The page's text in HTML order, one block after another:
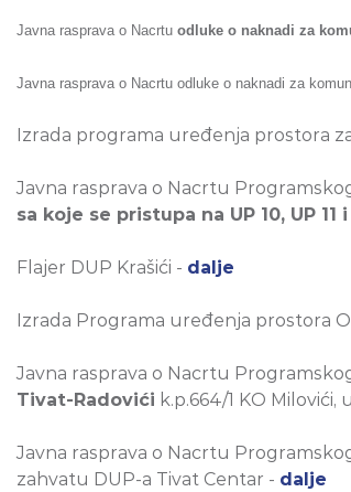
Javna rasprava o Nacrtu odluke o naknadi za
Javna rasprava o Nacrtu odluke o naknadi za
Izrada programa uređenja prostora
Javna rasprava o Nacrtu
sa koje se pristupa na UP 10, UP
Flajer DUP Krašići - dalje
Izrada Programa uređenja prostora
Javna rasprava o Nacrtu
Tivat-Radovići k.p.664/1 KO
Javna rasprava o Nacrtu
zahvatu DUP-a Tivat Centar - dalje